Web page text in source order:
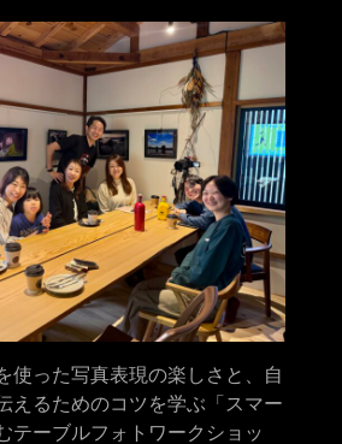
使った写真表現の楽しさと、自
えるためのコツを学ぶ「スマー
テーブルフォトワークショッ